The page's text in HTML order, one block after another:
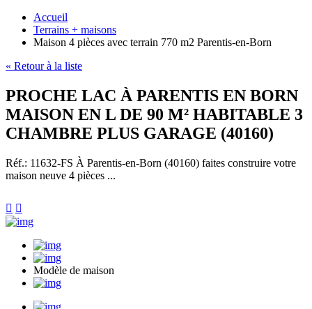
Accueil
Terrains + maisons
Maison 4 pièces avec terrain 770 m2 Parentis-en-Born
« Retour à la liste
PROCHE LAC À PARENTIS EN BORN
MAISON EN L DE 90 M² HABITABLE 3
CHAMBRE PLUS GARAGE (40160)
Réf.: 11632-FS À Parentis-en-Born (40160) faites construire votre
maison neuve 4 pièces ...
 
Modèle de maison